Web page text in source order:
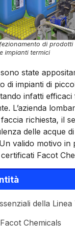
di prodotti
impianti termici
state
di impianti di
infatti
L’azienda
richiesta, il
delle acque
valido motivo in
Facot
della Linea
Chemicals